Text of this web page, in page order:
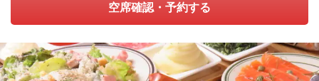
空席確認・予約する